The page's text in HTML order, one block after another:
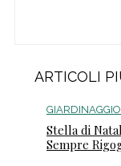
ARTICOLI
GIARDINAGGIO
Stella di
Sempre